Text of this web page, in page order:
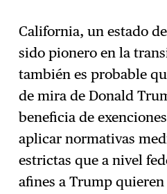
California, un estado
sido pionero en la
también es probable
de mira de Donald
beneficia de
aplicar normativas
estrictas que a nivel
afines a Trump quieren